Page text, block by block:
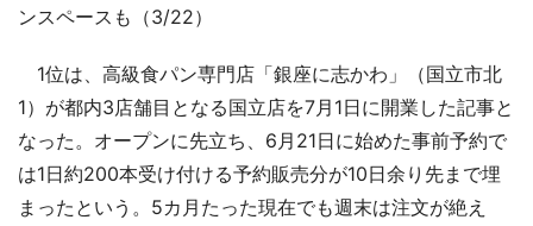
ンスペースも（3/22）
1位は、高級食パン専門店「銀座に志かわ」（国立市北
1）が都内3店舗目となる国立店を7月1日に開業した記事と
なった。オープンに先立ち、6月21日に始めた事前予約で
は1日約200本受け付ける予約販売分が10日余り先まで埋
まったという。5カ月たった現在でも週末は注文が絶え